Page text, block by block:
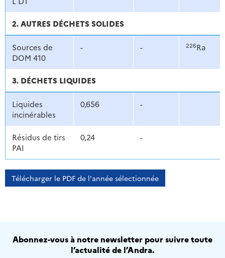
2. AUTRES DÉCHETS SOLIDES
Sources de
DOM 410
- - 226Ra
3. DÉCHETS LIQUIDES
Liquides
incinérables
0,656 -
Résidus de tirs
PAI
0,24 -
Télécharger le PDF de l'année sélectionnée
Abonnez-vous à notre newsletter pour suivre toute
l’actualité de l’Andra.